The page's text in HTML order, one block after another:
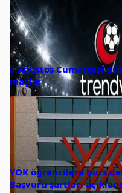
8 Ağustos Cumartesi
maçlar
YÖK öğrencilere burs
Başvuru şartları